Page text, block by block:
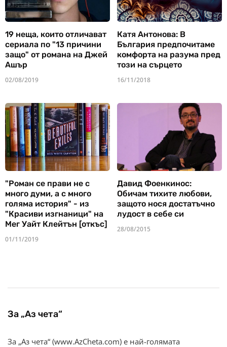
19 неща, които отличават
сериала по "13 причини
защо" от романа на Джей
Ашър
02/08/2019
Катя Антонова: В
България предпочитаме
комфорта на разума пред
този на сърцето
16/11/2018
"Роман се прави не с
много думи, а с много
голяма история" - из
"Красиви изгнаници" на
Мег Уайт Клейтън [откъс]
01/11/2019
Давид Фоенкинос:
Обичам тихите любови,
защото нося достатъчно
лудост в себе си
28/08/2015
За „Аз чета“
За „Аз чета“ (www.AzCheta.com) е най-голямата